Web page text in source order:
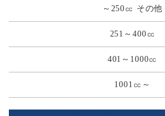
～250㏄ その他
251～400㏄
401～1000㏄
1001㏄～